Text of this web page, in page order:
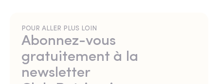
POUR ALLER PLUS LOIN
Abonnez-vous
gratuitement à la
newsletter